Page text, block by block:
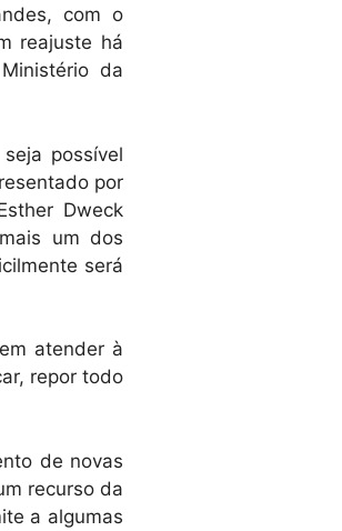
com o
reajuste há
da
possível
por
Dweck
um dos
será
atender à
repor todo
de novas
recurso da
a algumas